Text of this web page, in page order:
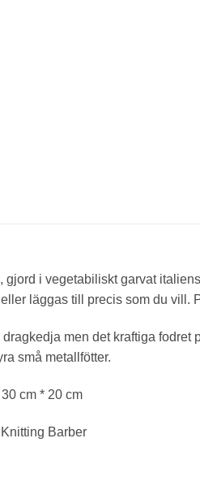
gjord i vegetabiliskt garvat
läggas till precis som du vill.
men det kraftiga
små metallfötter.
cm * 20 cm
Barber